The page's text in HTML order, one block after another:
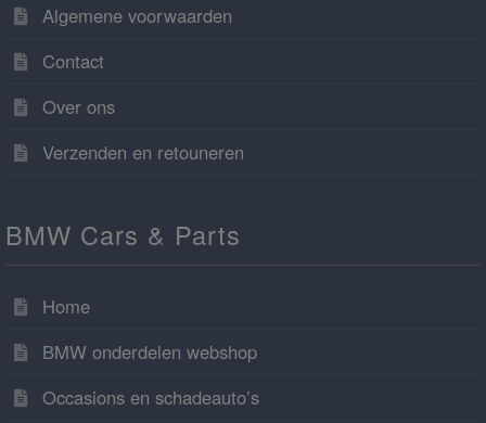
Algemene voorwaarden
Contact
Over ons
Verzenden en retouneren
BMW Cars & Parts
Home
BMW onderdelen webshop
Occasions en schadeauto’s